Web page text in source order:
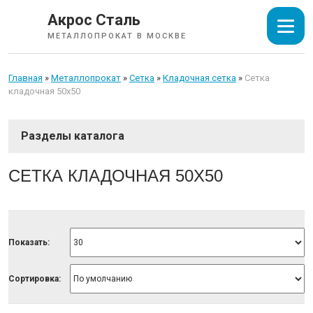
Акрос Сталь
МЕТАЛЛОПРОКАТ В МОСКВЕ
Главная » Металлопрокат » Сетка » Кладочная сетка » Сетка
кладочная 50х50
СОРТОВОЙ ПРОКАТ
ИЗОЛЯЦИЯ СТАЛЬНЫХ ТРУБ
ЛИСТОВОЙ ПРОКАТ
СЕТКА КЛАДОЧНАЯ 50Х50
Показать:
Сортировка: